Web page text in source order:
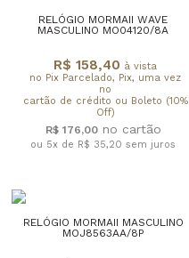
RELÓGIO MORMAII WAVE
MASCULINO MO04120/8A
R$ 158,40 à vista
no Pix Parcelado, Pix, uma vez
no
cartão de crédito ou Boleto (10%
Off)
R$ 176,00
ou 5x de R$ 35,20 sem juros
RELÓGIO MORMAII MASCULINO
MOJ8563AA/8P